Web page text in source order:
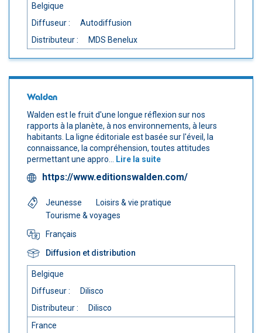
Belgique
Diffuseur :
Autodiffusion
Distributeur :
MDS Benelux
Walden
Walden est le fruit d'une longue réflexion sur nos
rapports à la planète, à nos environnements, à leurs
habitants. La ligne éditoriale est basée sur l'éveil, la
connaissance, la compréhension, toutes attitudes
permettant une appro... Lire la suite
https://www.editionswalden.com/
Jeunesse
Loisirs & vie pratique
Tourisme & voyages
Français
Diffusion et distribution
Belgique
Diffuseur :
Dilisco
Distributeur :
Dilisco
France